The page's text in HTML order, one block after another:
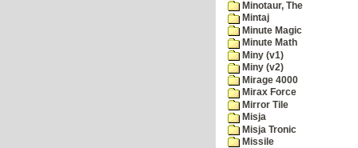
Minotaur, The
Mintaj
Minute Magic
Minute Math
Miny (v1)
Miny (v2)
Mirage 4000
Mirax Force
Mirror Tile
Misja
Misja Tronic
Missile